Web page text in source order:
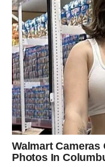
otvoriti nova vrata.
LJUBAV –
ISTINU
Kada je ljubav u
vidjeti šta želite.
Ako ste slobodne,
će vas odmah privući